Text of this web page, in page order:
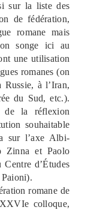
sur la liste des
de fédération,
romane mais
songe ici au
une utilisation
romanes (on
à l’Iran,
du Sud, etc.).
de la réflexion
souhaitable
sur l’axe Albi-
Zinna et Paolo
d’Études
romane de
colloque,